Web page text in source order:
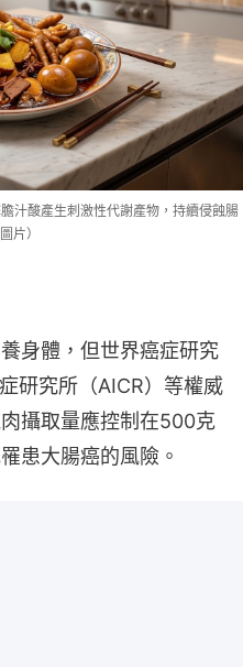
汁酸產生刺激性代謝產物，持續侵蝕腸
片）
身體，但世界癌症研究
研究所（AICR）等權威
攝取量應控制在500克
患大腸癌的風險。